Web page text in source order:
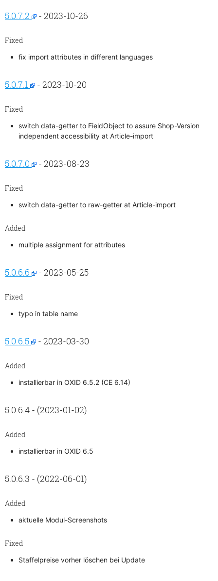
5.0.7.2 - 2023-10-26
Fixed
fix import attributes in different languages
5.0.7.1 - 2023-10-20
Fixed
switch data-getter to FieldObject to assure Shop-Version
independent accessibility at Article-import
5.0.7.0 - 2023-08-23
Fixed
switch data-getter to raw-getter at Article-import
Added
multiple assignment for attributes
5.0.6.6 - 2023-05-25
Fixed
typo in table name
5.0.6.5 - 2023-03-30
Added
installierbar in OXID 6.5.2 (CE 6.14)
5.0.6.4 - (2023-01-02)
Added
installierbar in OXID 6.5
5.0.6.3 - (2022-06-01)
Added
aktuelle Modul-Screenshots
Fixed
Staffelpreise vorher löschen bei Update